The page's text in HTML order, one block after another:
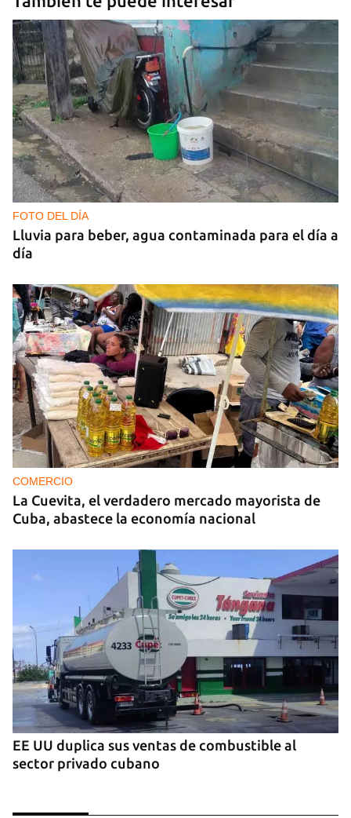
FOTO DEL DÍA
Lluvia para beber, agua contaminada para el día a
día
COMERCIO
La Cuevita, el verdadero mercado mayorista de
Cuba, abastece la economía nacional
EE UU duplica sus ventas de combustible al
sector privado cubano